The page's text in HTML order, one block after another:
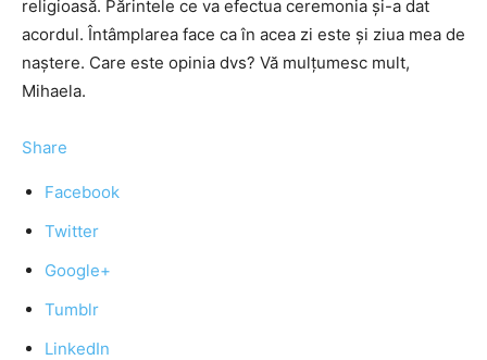
religioasă. Părintele ce va efectua ceremonia şi-a dat
acordul. Întâmplarea face ca în acea zi este şi ziua mea de
naştere. Care este opinia dvs? Vă mulţumesc mult,
Mihaela.
Share
Facebook
Twitter
Google+
Tumblr
LinkedIn